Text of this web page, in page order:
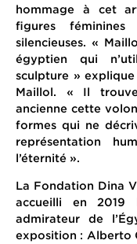
hommage à cet
figures féminines
silencieuses. «
égyptien qui
sculpture » explique
Maillol. « Il
ancienne cette
formes qui ne
représentation
l’éternité ».
La Fondation Dina
accueilli en 2019
admirateur de
exposition : Alberto